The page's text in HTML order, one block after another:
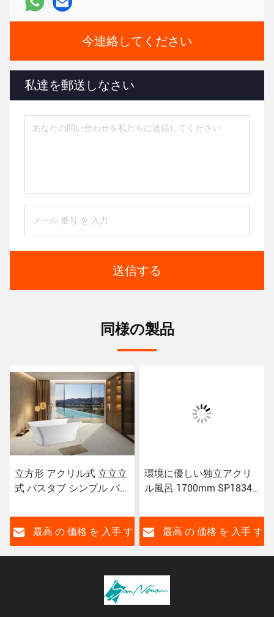
今連絡してください
私達を郵送しなさい
送信する
同様の製品
立方形 アクリル式 立立立
式 バスタブ シンプル バス
最高 の 価格 を 入手 す
環境に優しい独立アクリ
ル風呂 1700mm SP1834
最高 の 価格 を 入手 す